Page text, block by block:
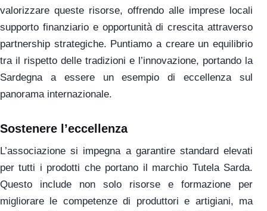
valorizzare queste risorse, offrendo alle imprese locali
supporto finanziario e opportunità di crescita attraverso
partnership strategiche. Puntiamo a creare un equilibrio
tra il rispetto delle tradizioni e l’innovazione, portando la
Sardegna a essere un esempio di eccellenza sul
panorama internazionale.
Sostenere l’eccellenza
L’associazione si impegna a garantire standard elevati
per tutti i prodotti che portano il marchio Tutela Sarda.
Questo include non solo risorse e formazione per
migliorare le competenze di produttori e artigiani, ma